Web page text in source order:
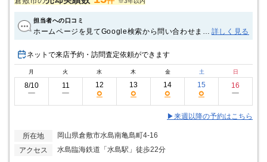
担当者への口コミ
ホームページを見てGoogle検索から問い合わせまし
最も丁寧に対応していただいたことが決め手でし
た。女性同士ということもあり、安心して相談する
ことができました。 私は相続しただけで住んだこと
がなく、また遠方に住んでいたのですが、水道管が
破裂した際にはすぐに対応していただき、とても助
かりました。 私たちのペースで売却まで進めてくだ
さり、無事に売却できて本当に良かったです。 丁寧
た。担当の中山さんが味方だと感じられ、とても心
強かったです。色々と的確なアドバイスをいただ
詳しく見る
ネットで来店予約・訪問査定依頼ができます
月 火 水 木 金 土 日
8/10
ー
11
ー
12
○
13
○
14
○
15
○
16
ー
▶来週以降の予約はこちら
所在地
岡山県倉敷市水島南亀島町4-16
アクセス
水島臨海鉄道「水島駅」徒歩22分